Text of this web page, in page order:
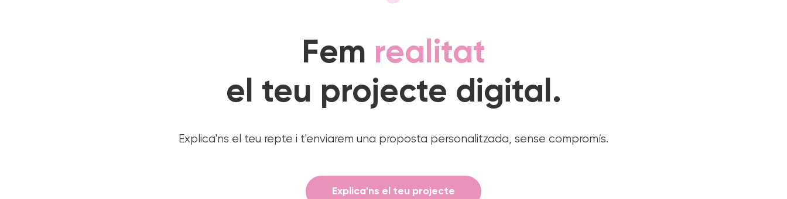
Fem realitat
el teu projecte digital.
Explica'ns el teu repte i t'enviarem una proposta personalitzada, sense compromís.
Explica'ns el teu projecte